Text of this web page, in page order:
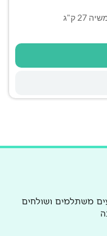
ק"ג
משתלמים ושולחים